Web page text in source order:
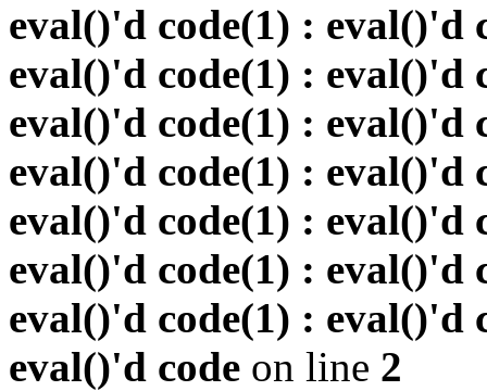
eval()'d code(1) : eval()'d
eval()'d code(1) : eval()'d
eval()'d code(1) : eval()'d
eval()'d code(1) : eval()'d
eval()'d code(1) : eval()'d
eval()'d code(1) : eval()'d
eval()'d code(1) : eval()'d
eval()'d code on line 2